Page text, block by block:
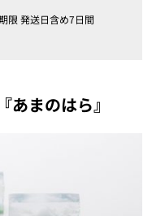
限 発送日含め7日間
まのはら』